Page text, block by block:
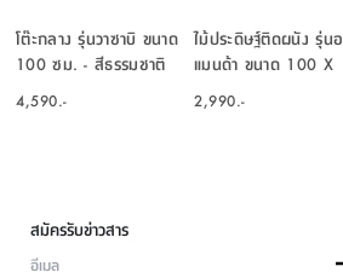
โต๊ะกลาง รุ่นวาซาบิ ขนาด
100 ซม. - สีธรรมชาติ
4,590.-
ไม้ประดิษฐ์ติดผนัง รุ่นอ
แมนด้า ขนาด 100 X
100 ซม. - คละสี
2,990.-
สมัครรับข่าวสาร